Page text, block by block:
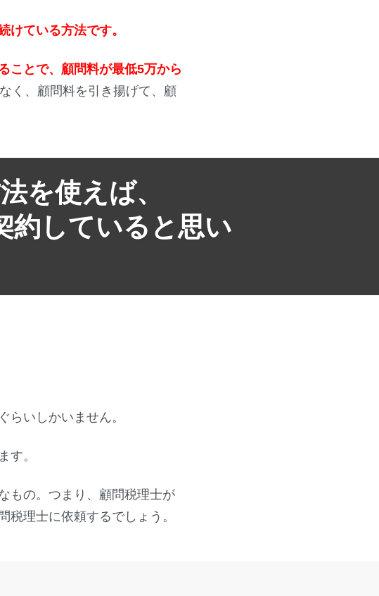
けている方法です。
ことで、顧問料が最低5万から
く、顧問料を引き揚げて、顧
を使えば、
約していると思い
らいしかいません。
す。
もの。つまり、顧問税理士が
理士に依頼するでしょう。